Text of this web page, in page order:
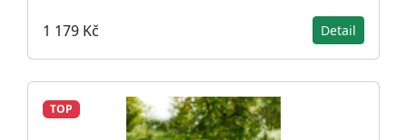
1 179 Kč Detail
TOP